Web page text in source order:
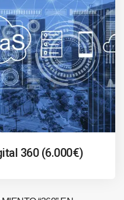
360 (6.000€)